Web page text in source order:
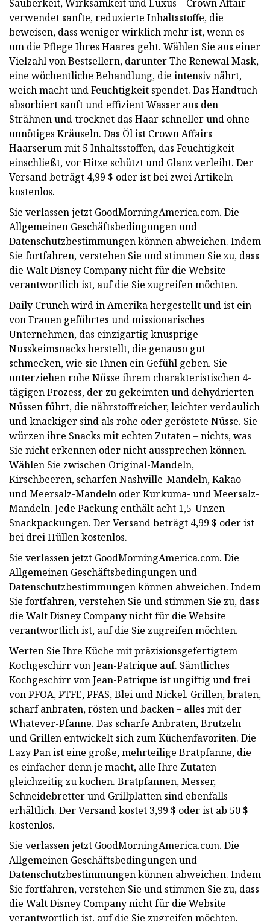
Sauberkeit, Wirksamkeit und Luxus – Crown Affair
verwendet sanfte, reduzierte Inhaltsstoffe, die
beweisen, dass weniger wirklich mehr ist, wenn es
um die Pflege Ihres Haares geht. Wählen Sie aus einer
Vielzahl von Bestsellern, darunter The Renewal Mask,
eine wöchentliche Behandlung, die intensiv nährt,
weich macht und Feuchtigkeit spendet. Das Handtuch
absorbiert sanft und effizient Wasser aus den
Strähnen und trocknet das Haar schneller und ohne
unnötiges Kräuseln. Das Öl ist Crown Affairs
Haarserum mit 5 Inhaltsstoffen, das Feuchtigkeit
einschließt, vor Hitze schützt und Glanz verleiht. Der
Versand beträgt 4,99 $ oder ist bei zwei Artikeln
kostenlos.
Sie verlassen jetzt GoodMorningAmerica.com. Die
Allgemeinen Geschäftsbedingungen und
Datenschutzbestimmungen können abweichen. Indem
Sie fortfahren, verstehen Sie und stimmen Sie zu, dass
die Walt Disney Company nicht für die Website
verantwortlich ist, auf die Sie zugreifen möchten.
Daily Crunch wird in Amerika hergestellt und ist ein
von Frauen geführtes und missionarisches
Unternehmen, das einzigartig knusprige
Nusskeimsnacks herstellt, die genauso gut
schmecken, wie sie Ihnen ein Gefühl geben. Sie
unterziehen rohe Nüsse ihrem charakteristischen 4-
tägigen Prozess, der zu gekeimten und dehydrierten
Nüssen führt, die nährstoffreicher, leichter verdaulich
und knackiger sind als rohe oder geröstete Nüsse. Sie
würzen ihre Snacks mit echten Zutaten – nichts, was
Sie nicht erkennen oder nicht aussprechen können.
Wählen Sie zwischen Original-Mandeln,
Kirschbeeren, scharfen Nashville-Mandeln, Kakao-
und Meersalz-Mandeln oder Kurkuma- und Meersalz-
Mandeln. Jede Packung enthält acht 1,5-Unzen-
Snackpackungen. Der Versand beträgt 4,99 $ oder ist
bei drei Hüllen kostenlos.
Sie verlassen jetzt GoodMorningAmerica.com. Die
Allgemeinen Geschäftsbedingungen und
Datenschutzbestimmungen können abweichen. Indem
Sie fortfahren, verstehen Sie und stimmen Sie zu, dass
die Walt Disney Company nicht für die Website
verantwortlich ist, auf die Sie zugreifen möchten.
Werten Sie Ihre Küche mit präzisionsgefertigtem
Kochgeschirr von Jean-Patrique auf. Sämtliches
Kochgeschirr von Jean-Patrique ist ungiftig und frei
von PFOA, PTFE, PFAS, Blei und Nickel. Grillen, braten,
scharf anbraten, rösten und backen – alles mit der
Whatever-Pfanne. Das scharfe Anbraten, Brutzeln
und Grillen entwickelt sich zum Küchenfavoriten. Die
Lazy Pan ist eine große, mehrteilige Bratpfanne, die
es einfacher denn je macht, alle Ihre Zutaten
gleichzeitig zu kochen. Bratpfannen, Messer,
Schneidebretter und Grillplatten sind ebenfalls
erhältlich. Der Versand kostet 3,99 $ oder ist ab 50 $
kostenlos.
Sie verlassen jetzt GoodMorningAmerica.com. Die
Allgemeinen Geschäftsbedingungen und
Datenschutzbestimmungen können abweichen. Indem
Sie fortfahren, verstehen Sie und stimmen Sie zu, dass
die Walt Disney Company nicht für die Website
verantwortlich ist, auf die Sie zugreifen möchten.